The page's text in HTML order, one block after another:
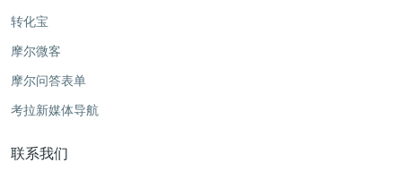
转化宝
摩尔微客
摩尔问答表单
考拉新媒体导航
联系我们